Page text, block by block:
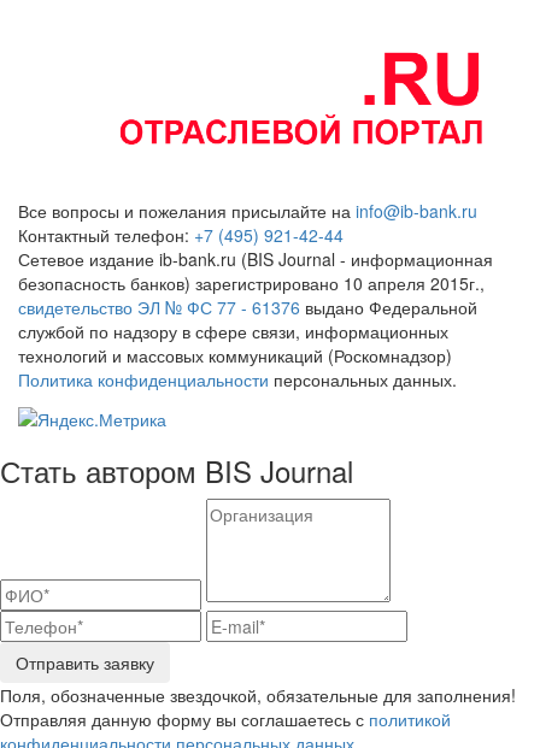
Все вопросы и пожелания присылайте на info@ib-bank.ru
Контактный телефон: +7 (495) 921-42-44
Сетевое издание ib-bank.ru (BIS Journal - информационная
безопасность банков) зарегистрировано 10 апреля 2015г.,
свидетельство ЭЛ № ФС 77 - 61376 выдано Федеральной
службой по надзору в сфере связи, информационных
технологий и массовых коммуникаций (Роскомнадзор)
Политика конфиденциальности персональных данных.
Стать автором BIS Journal
Отправить заявку
Поля, обозначенные звездочкой, обязательные для заполнения!
Отправляя данную форму вы соглашаетесь с политикой
конфиденциальности персональных данных